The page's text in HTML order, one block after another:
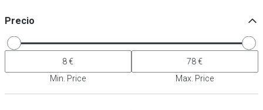
Precio
Min. Price Max. Price